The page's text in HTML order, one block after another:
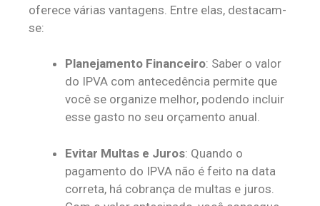
oferece várias vantagens. Entre elas, destacam-
se:
Planejamento Financeiro: Saber o valor
do IPVA com antecedência permite que
você se organize melhor, podendo incluir
esse gasto no seu orçamento anual.
Evitar Multas e Juros: Quando o
pagamento do IPVA não é feito na data
correta, há cobrança de multas e juros.